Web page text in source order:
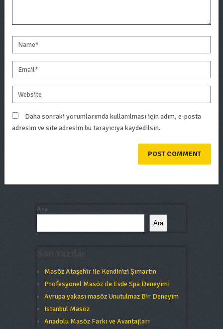
Daha sonraki yorumlarımda kullanılması için adım, e-posta
adresim ve site adresim bu tarayıcıya kaydedilsin.
Ara
Ara
Masöz Ataşehir ile Kendinizi Şımartın
Profesyonel Masöz ile Evde Spa Deneyimi
Avrupa yakası masöz Unutulmaz Bir Deneyim
Istanbul Masöz
Anadolu Masöz Farkı ve Avantajları